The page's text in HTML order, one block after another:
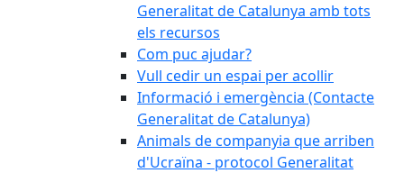
Generalitat de Catalunya amb tots
els recursos
Com puc ajudar?
Vull cedir un espai per acollir
Informació i emergència (Contacte
Generalitat de Catalunya)
Animals de companyia que arriben
d'Ucraïna - protocol Generalitat